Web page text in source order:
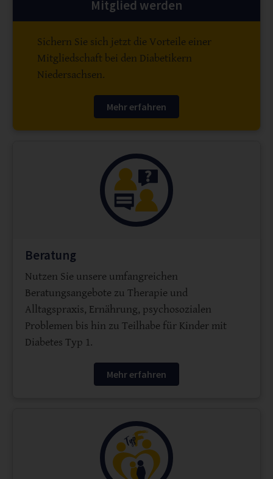
Mitglied werden
Sichern Sie sich jetzt die Vorteile einer
Mitgliedschaft bei den Diabetikern
Niedersachsen.
Mehr erfahren
Beratung
Nutzen Sie unsere umfangreichen
Beratungsangebote zu Therapie und
Alltagspraxis, Ernährung, psychosozialen
Problemen bis hin zu Teilhabe für Kinder mit
Diabetes Typ 1.
Mehr erfahren